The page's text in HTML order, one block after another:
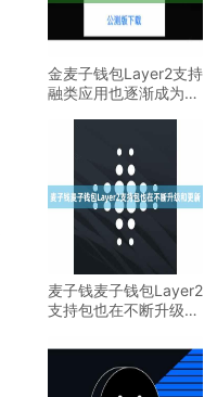
金麦子钱包Layer2支持
融类应用也逐渐成为人
麦子钱麦子钱包Layer2
支持包也在不断升级和